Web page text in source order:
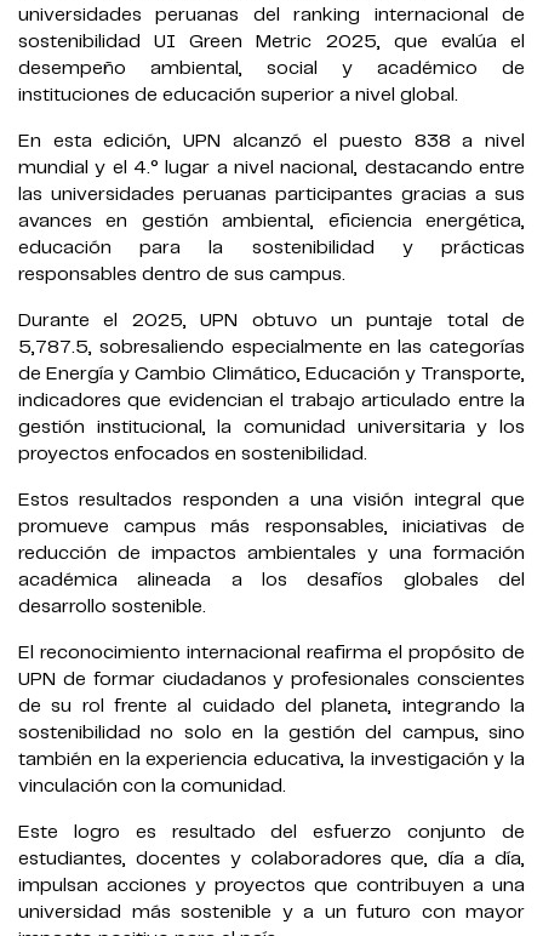
universidades peruanas del ranking internacional de
sostenibilidad UI Green Metric 2025, que evalúa el
desempeño ambiental, social y académico de
instituciones de educación superior a nivel global.
En esta edición, UPN alcanzó el puesto 838 a nivel
mundial y el 4.° lugar a nivel nacional, destacando entre
las universidades peruanas participantes gracias a sus
avances en gestión ambiental, eficiencia energética,
educación para la sostenibilidad y prácticas
responsables dentro de sus campus.
Durante el 2025, UPN obtuvo un puntaje total de
5,787.5, sobresaliendo especialmente en las categorías
de Energía y Cambio Climático, Educación y Transporte,
indicadores que evidencian el trabajo articulado entre la
gestión institucional, la comunidad universitaria y los
proyectos enfocados en sostenibilidad.
Estos resultados responden a una visión integral que
promueve campus más responsables, iniciativas de
reducción de impactos ambientales y una formación
académica alineada a los desafíos globales del
desarrollo sostenible.
El reconocimiento internacional reafirma el propósito de
UPN de formar ciudadanos y profesionales conscientes
de su rol frente al cuidado del planeta, integrando la
sostenibilidad no solo en la gestión del campus, sino
también en la experiencia educativa, la investigación y la
vinculación con la comunidad.
Este logro es resultado del esfuerzo conjunto de
estudiantes, docentes y colaboradores que, día a día,
impulsan acciones y proyectos que contribuyen a una
universidad más sostenible y a un futuro con mayor